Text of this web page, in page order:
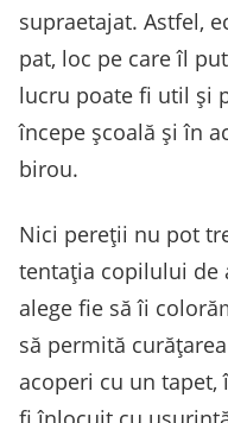
supraetajat. Astfel,
pat, loc pe care îl
lucru poate fi util și
începe școală și în
birou.
Nici pereții nu pot
tentația copilului de
alege fie să îi
să permită
acoperi cu un tapet,